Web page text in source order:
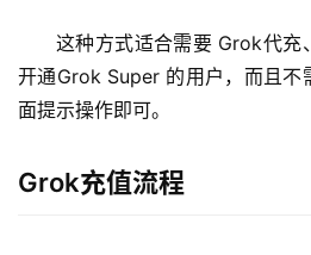
这种方式适合需要 Grok代充
开通Grok Super 的用户，而且不
面提示操作即可。
Grok充值流程